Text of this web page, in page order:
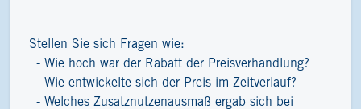
Stellen Sie sich Fragen wie:
Wie hoch war der Rabatt der Preisverhandlung?
Wie entwickelte sich der Preis im Zeitverlauf?
Welches Zusatznutzenausmaß ergab sich bei